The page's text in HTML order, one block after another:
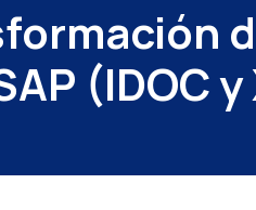
(IDOC y